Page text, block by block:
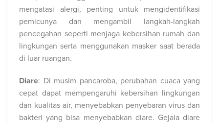
mengatasi alergi, penting untuk mengidentifikasi
pemicunya dan mengambil langkah-langkah
pencegahan seperti menjaga kebersihan rumah dan
lingkungan serta menggunakan masker saat berada
di luar ruangan.
Diare: Di musim pancaroba, perubahan cuaca yang
cepat dapat mempengaruhi kebersihan lingkungan
dan kualitas air, menyebabkan penyebaran virus dan
bakteri yang bisa menyebabkan diare. Gejala diare